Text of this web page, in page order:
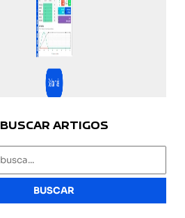
BUSCAR ARTIGOS
BUSCAR